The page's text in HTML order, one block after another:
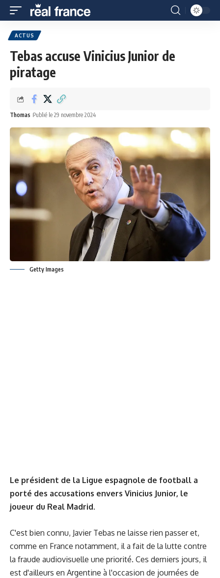
ACTUS
Tebas accuse Vinicius Junior de
piratage
Thomas Publié le 29 novembre 2024
Getty Images
Le président de la Ligue espagnole de football a
porté des accusations envers Vinicius Junior, le
joueur du Real Madrid.
C'est bien connu, Javier Tebas ne laisse rien passer et,
comme en France notamment, il a fait de la lutte contre
la fraude audiovisuelle une priorité. Ces derniers jours, il
est d'ailleurs en Argentine à l'occasion de journées de